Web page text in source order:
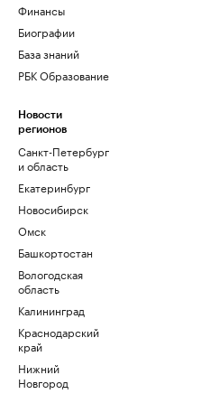
Финансы
Биографии
База знаний
РБК Образование
Новости
регионов
Санкт-Петербург
и область
Екатеринбург
Новосибирск
Омск
Башкортостан
Вологодская
область
Калининград
Краснодарский
край
Нижний
Новгород